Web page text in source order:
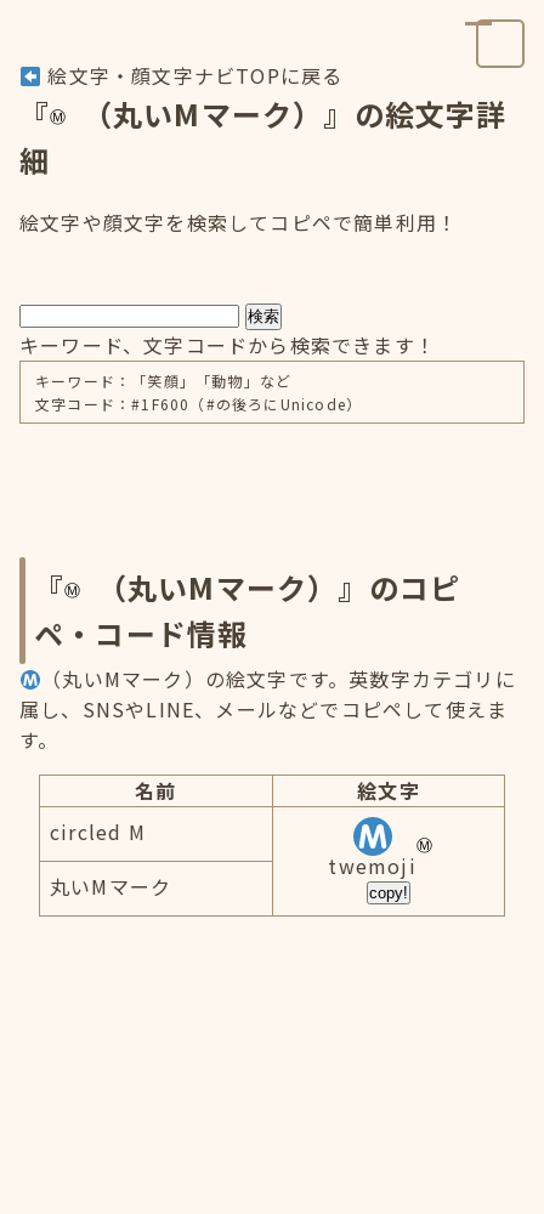
絵文字・顔文字ナビTOPに戻る
『
（丸いMマーク）』の絵文字詳
細
絵文字や顔文字を検索してコピペで簡単利用！
検索
キーワード、文字コードから検索できます！
キーワード：「笑顔」「動物」など
文字コード：#1F600（#の後ろにUnicode）
『
（丸いMマーク）』のコピ
ペ・コード情報
（丸いMマーク）の絵文字です。英数字カテゴリに
属し、SNSやLINE、メールなどでコピペして使えま
す。
名前
絵文字
circled M
twemoji
copy!
丸いMマーク